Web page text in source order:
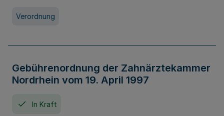
Verordnung
Gebührenordnung der Zahnärztekammer
Nordrhein vom 19. April 1997
In Kraft